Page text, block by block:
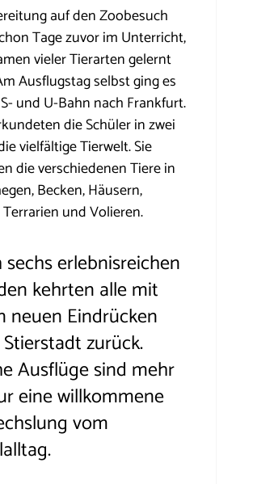
auf den Zoobesuch
Tage zuvor im Unterricht,
vieler Tierarten gelernt
Ausflugstag selbst ging es
und U-Bahn nach Frankfurt.
die Schüler in zwei
vielfältige Tierwelt. Sie
die verschiedenen Tiere in
Becken, Häusern,
und Volieren.
sechs erlebnisreichen
kehrten alle mit
neuen Eindrücken
zurück.
Ausflüge sind mehr
eine willkommene
vom